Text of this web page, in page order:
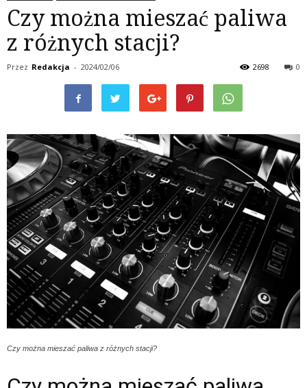
Czy można mieszać paliwa
z różnych stacji?
Przez Redakcja - 2024/02/06 0
2698
Czy można mieszać paliwa z różnych stacji?